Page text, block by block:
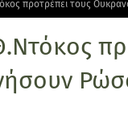
προτρέπει τους